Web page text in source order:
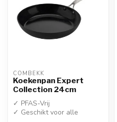
COMBEKK
Koekenpan Expert
Collection 24cm
✓ PFAS-Vrij
✓ Geschikt voor alle